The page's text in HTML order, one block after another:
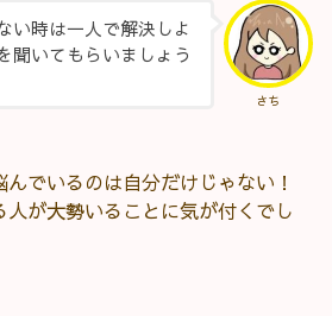
さち
い時は一人で解決しよ
聞いてもらいましょう
でいるのは自分だけじゃない！
が大勢いることに気が付くでし